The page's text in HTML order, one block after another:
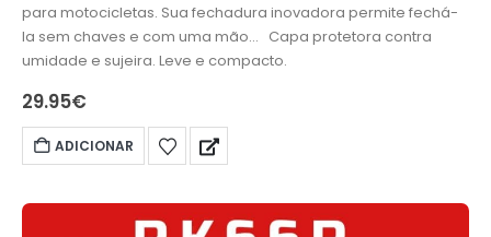
para motocicletas. Sua fechadura inovadora permite fechá-
la sem chaves e com uma mão… Capa protetora contra
umidade e sujeira. Leve e compacto.
29.95€
ADICIONAR